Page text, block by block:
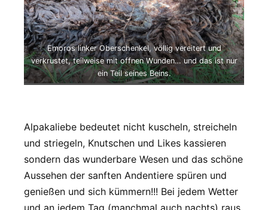
Emoros linker Oberschenkel, völlig vereitert und
verkrustet, teilweise mit offnen Wunden… und das ist nur
ein Teil seines Beins.
Alpakaliebe bedeutet nicht kuscheln, streicheln
und striegeln, Knutschen und Likes kassieren
sondern das wunderbare Wesen und das schöne
Aussehen der sanften Andentiere spüren und
genießen und sich kümmern!!! Bei jedem Wetter
und an jedem Tag (manchmal auch nachts) raus,